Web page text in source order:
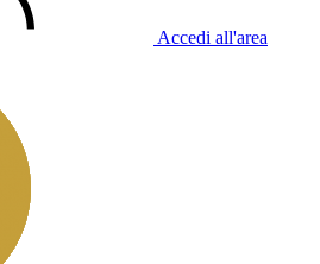
Accedi all'area